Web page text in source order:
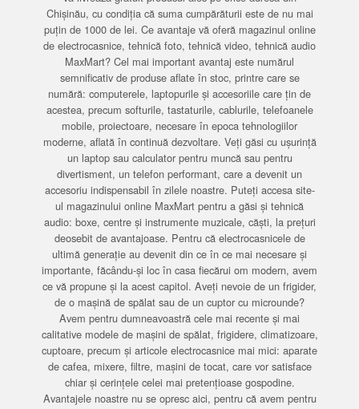
Chișinău, cu condiția că suma cumpărăturii este de nu mai
puțin de 1000 de lei. Ce avantaje vă oferă magazinul online
de electrocasnice, tehnică foto, tehnică video, tehnică audio
MaxMart? Cel mai important avantaj este numărul
semnificativ de produse aflate în stoc, printre care se
numără: computerele, laptopurile și accesoriile care țin de
acestea, precum softurile, tastaturile, cablurile, telefoanele
mobile, proiectoare, necesare în epoca tehnologiilor
moderne, aflată în continuă dezvoltare. Veți găsi cu ușurință
un laptop sau calculator pentru muncă sau pentru
divertisment, un telefon performant, care a devenit un
accesoriu indispensabil în zilele noastre. Puteți accesa site-
ul magazinului online MaxMart pentru a găsi și tehnică
audio: boxe, centre și instrumente muzicale, căști, la prețuri
deosebit de avantajoase. Pentru că electrocasnicele de
ultimă generație au devenit din ce în ce mai necesare și
importante, făcându-și loc în casa fiecărui om modern, avem
ce vă propune și la acest capitol. Aveți nevoie de un frigider,
de o mașină de spălat sau de un cuptor cu microunde?
Avem pentru dumneavoastră cele mai recente și mai
calitative modele de mașini de spălat, frigidere, climatizoare,
cuptoare, precum și articole electrocasnice mai mici: aparate
de cafea, mixere, filtre, mașini de tocat, care vor satisface
chiar și cerințele celei mai pretențioase gospodine.
Avantajele noastre nu se opresc aici, pentru că avem pentru